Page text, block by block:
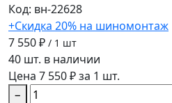
Код: вн-22628
+Скидка 20% на шиномонтаж
7 550 ₽ / 1 шт
40 шт. в наличии
Цена 7 550 ₽ за 1 шт.
−